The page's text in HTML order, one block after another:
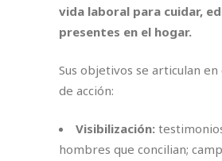
vida laboral para cuidar,
presentes en el hogar.
Sus objetivos se articulan
de acción:
Visibilización:
hombres que concilian;